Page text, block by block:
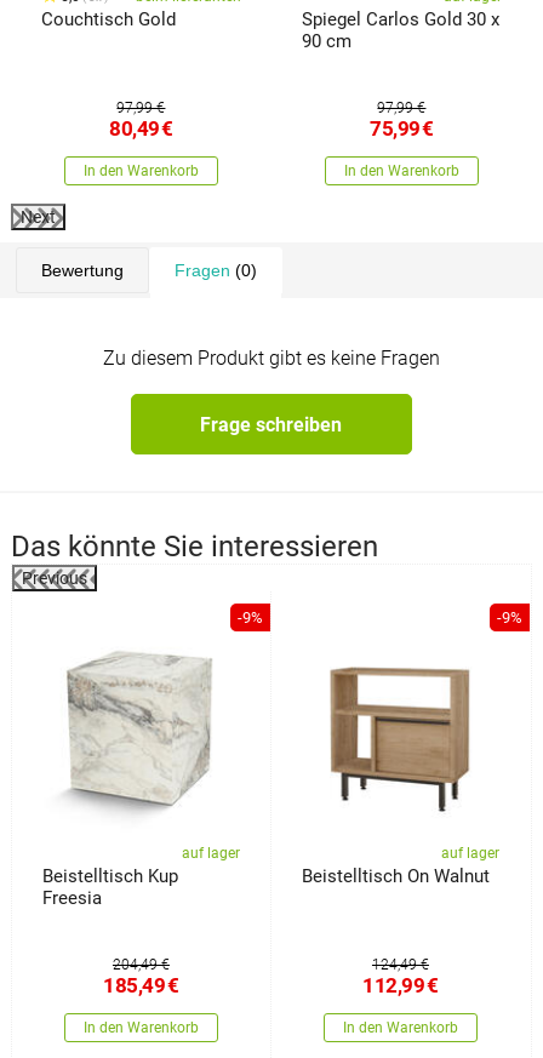
Couchtisch Gold
97,99 €
80,49€
In den Warenkorb
Spiegel Carlos Gold 30 x
90 cm
97,99 €
75,99€
In den Warenkorb
Next
Bewertung Fragen (0)
Zu diesem Produkt gibt es keine Fragen
Frage schreiben
Das könnte Sie interessieren
Previous
-9%
auf lager
Beistelltisch Kup
Freesia
204,49 €
185,49€
In den Warenkorb
-9%
auf lager
Beistelltisch On Walnut
124,49 €
112,99€
In den Warenkorb